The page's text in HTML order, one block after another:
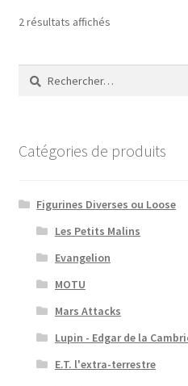
2 résultats affichésTrié
Rechercher :
Catégories de produits
Figurines Diverses ou Loose
Les Petits Malins
Evangelion
MOTU
Mars Attacks
Lupin - Edgar de la
E.T. l'extra-terrestre